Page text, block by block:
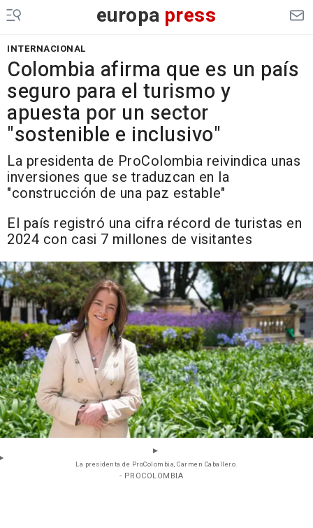
europa press
INTERNACIONAL
Colombia afirma que es un país
seguro para el turismo y
apuesta por un sector
"sostenible e inclusivo"
La presidenta de ProColombia reivindica unas
inversiones que se traduzcan en la
"construcción de una paz estable"
El país registró una cifra récord de turistas en
2024 con casi 7 millones de visitantes
La presidenta de ProColombia, Carmen Caballero.
- PROCOLOMBIA